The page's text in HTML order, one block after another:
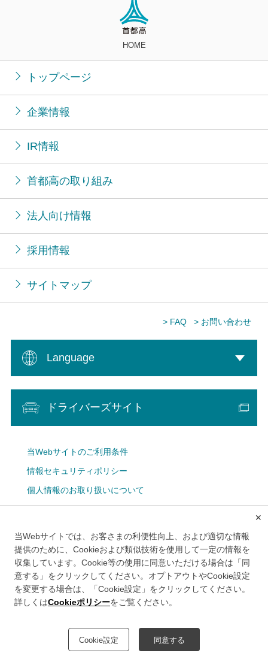
HOME
トップページ
企業情報
IR情報
首都高の取り組み
法人向け情報
採用情報
サイトマップ
> FAQ > お問い合わせ
Language
ドライバーズサイト
当Webサイトのご利用条件
情報セキュリティポリシー
個人情報のお取り扱いについて
メルマガ
このWebサイトは、首都高速道路株式会社により運営されております。
©Metropolitan Expressway Company Limited.
当Webサイトでは、お客さまの利便性向上、および適切な情報
提供のために、Cookieおよび類似技術を使用して一定の情報を
収集しています。Cookie等の使用に同意いただける場合は「同
意する」をクリックしてください。オプトアウトやCookie設定
を変更する場合は、「Cookie設定」をクリックしてください。
詳しくはCookieポリシーをご覧ください。
Cookie設定 同意する
✕